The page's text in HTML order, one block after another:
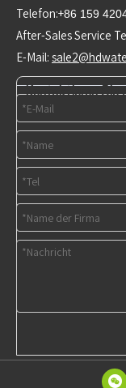
Telefon:+86 159
After-Sales Service
E-Mail:
Kontaktieren Sie